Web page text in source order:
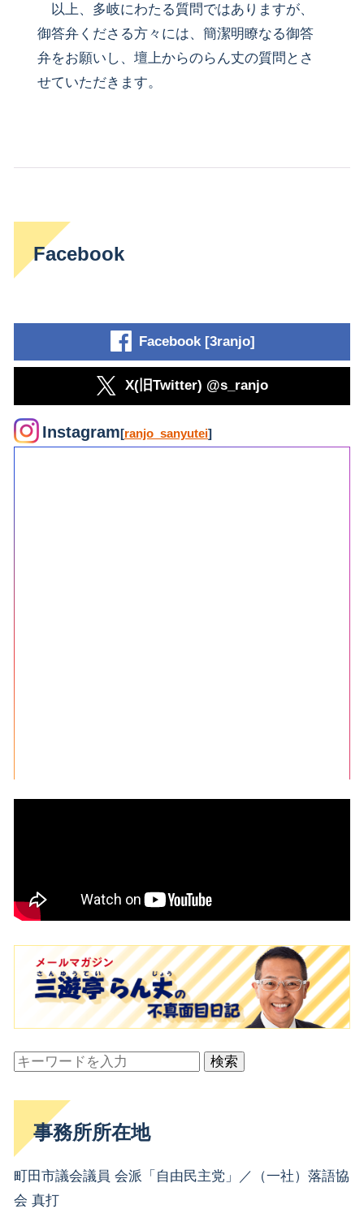
以上、多岐にわたる質問ではありますが、
御答弁くださる方々には、簡潔明瞭なる御答
弁をお願いし、壇上からのらん丈の質問とさ
せていただきます。
Facebook
Facebook [3ranjo]
X(旧Twitter) @s_ranjo
Instagram[ranjo_sanyutei]
検索
事務所所在地
町田市議会議員 会派「自由民主党」／（一社）落語協
会 真打